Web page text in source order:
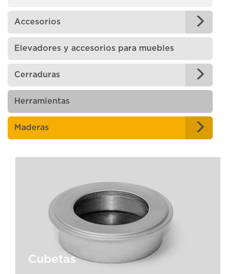
Accesorios
Elevadores y accesorios para muebles
Cerraduras
Herramientas
Maderas
Cubetas